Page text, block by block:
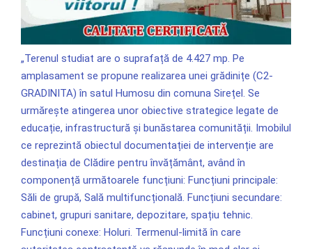
„Terenul studiat are o suprafață de 4.427 mp. Pe
amplasament se propune realizarea unei grădinițe (C2-
GRADINITA) în satul Humosu din comuna Sirețel. Se
urmărește atingerea unor obiective strategice legate de
educație, infrastructură și bunăstarea comunității. Imobilul
ce reprezintă obiectul documentației de intervenție are
destinația de Clădire pentru învățământ, având în
componență următoarele funcțiuni: Funcțiuni principale:
Săli de grupă, Sală multifuncțională. Funcțiuni secundare:
cabinet, grupuri sanitare, depozitare, spațiu tehnic.
Funcțiuni conexe: Holuri. Termenul-limită în care